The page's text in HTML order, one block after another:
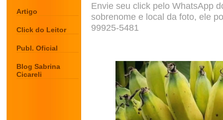
Artigo
Click do Leitor
Publ. Oficial
Blog Sabrina
Cicareli
Envie seu click pelo WhatsApp
sobrenome e local da foto, ele
99925-5481